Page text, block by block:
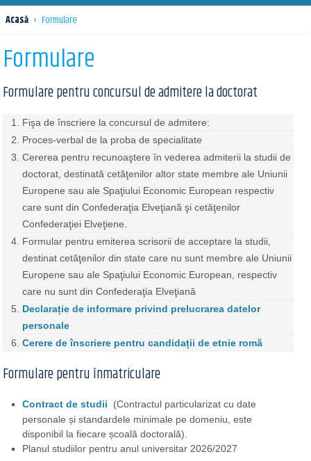
Acasă › Formulare
Formulare
Formulare pentru concursul de admitere la doctorat
Fişa de înscriere la concursul de admitere:
Proces-verbal de la proba de specialitate
Cererea pentru recunoaştere în vederea admiterii la studii de
doctorat, destinată cetăţenilor altor state membre ale Uniunii
Europene sau ale Spaţiului Economic European respectiv
care sunt din Confederaţia Elveţiană şi cetăţenilor
Confederaţiei Elveţiene.
Formular pentru emiterea scrisorii de acceptare la studii,
destinat cetăţenilor din state care nu sunt membre ale Uniunii
Europene sau ale Spaţiului Economic European, respectiv
care nu sunt din Confederaţia Elveţiană
Declarație de informare privind prelucrarea datelor
personale
Cerere de înscriere pentru candidații de etnie romă
Formulare pentru înmatriculare
Contract de studii (Contractul particularizat cu date
personale și standardele minimale pe domeniu, este
disponibil la fiecare școală doctorală).
Planul studiilor pentru anul universitar 2026/2027